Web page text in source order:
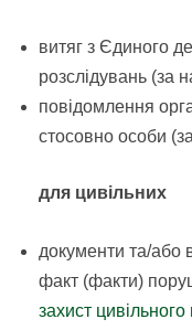
витяг з Єдиного
розслідувань (за
повідомлення
стосовно особи
для цивільних
документи та/або
факт (факти)
захист